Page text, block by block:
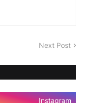
Next Post
Instagram